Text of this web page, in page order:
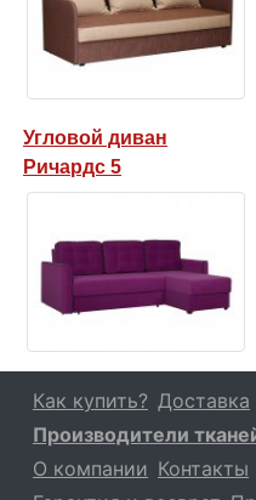
Угловой диван
Ричардс 5
Как купить? Доставка
Производители
О компании Контакты